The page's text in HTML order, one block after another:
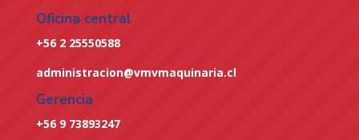
Oficina central
+56 2 25550588
administracion@vmvmaquinaria.cl
Gerencia
+56 9 73893247